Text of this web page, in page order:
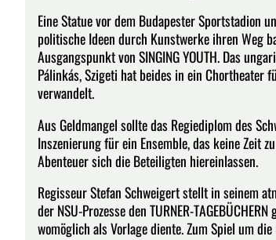
Eine Statue vor dem Budapester Sportstadion
politische Ideen durch Kunstwerke ihren Weg
Ausgangspunkt von SINGING YOUTH. Das
Pálinkás, Szigeti hat beides in ein Chortheater
verwandelt.
Aus Geldmangel sollte das Regiediplom des
Inszenierung für ein Ensemble, das keine Zeit
Abenteuer sich die Beteiligten hiereinlassen.
Regisseur Stefan Schweigert stellt in seinem
der NSU-Prozesse den TURNER-
womöglich als Vorlage diente. Zum Spiel um